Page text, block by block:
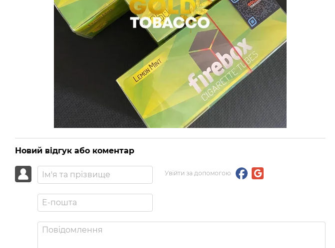
Новий відгук або коментар
Увійти за допомогою